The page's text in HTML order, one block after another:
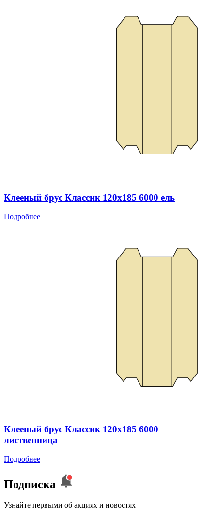
Клееный брус Классик 120x185 6000 ель
Подробнее
Клееный брус Классик 120x185 6000
лиственница
Подробнее
Подписка
Узнайте первыми об акциях и новостях